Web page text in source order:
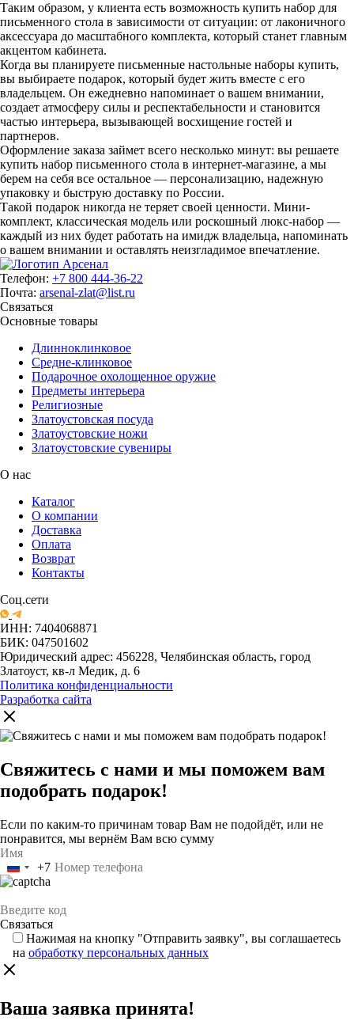
Таким образом, у клиента есть возможность купить набор для
письменного стола в зависимости от ситуации: от лаконичного
аксессуара до масштабного комплекта, который станет главным
акцентом кабинета.
Когда вы планируете письменные настольные наборы купить,
вы выбираете подарок, который будет жить вместе с его
владельцем. Он ежедневно напоминает о вашем внимании,
создает атмосферу силы и респектабельности и становится
частью интерьера, вызывающей восхищение гостей и
партнеров.
Оформление заказа займет всего несколько минут: вы решаете
купить набор письменного стола в интернет-магазине, а мы
берем на себя все остальное — персонализацию, надежную
упаковку и быструю доставку по России.
Такой подарок никогда не теряет своей ценности. Мини-
комплект, классическая модель или роскошный люкс-набор —
каждый из них будет работать на имидж владельца, напоминать
о вашем внимании и оставлять неизгладимое впечатление.
Телефон: +7 800 444-36-22
Почта: arsenal-zlat@list.ru
Связаться
Основные товары
Длинноклинковое
Средне-клинковое
Подарочное охолощенное оружие
Предметы интерьера
Религиозные
Златоустовская посуда
Златоустовские ножи
Златоустовские сувениры
О нас
Каталог
О компании
Доставка
Оплата
Возврат
Контакты
Соц.сети
ИНН: 7404068871
БИК: 047501602
Юридический адрес: 456228, Челябинская область, город
Златоуст, кв-л Медик, д. 6
Политика конфиденциальности
Разработка сайта
Свяжитесь с нами и мы поможем вам
подобрать подарок!
Если по каким-то причинам товар Вам не подойдёт, или не
понравится, мы вернём Вам всю сумму
Россия
+7
+7
Нажимая на кнопку "Отправить заявку", вы соглашаетесь
на обработку персональных данных
Ваша заявка принята!